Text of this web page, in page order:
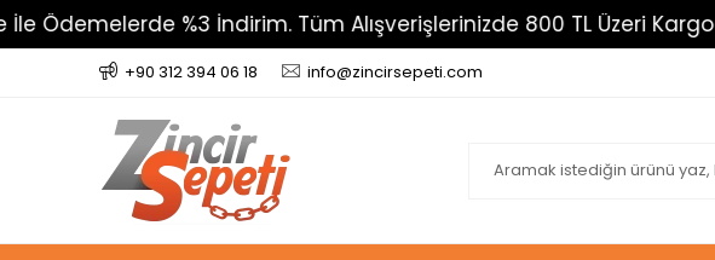
%3 İndirim. Tüm Alışverişlerinizde 800 TL Üzeri Kargo Ücretsiz
+90 312 394 06 18 info@zincirsepeti.com